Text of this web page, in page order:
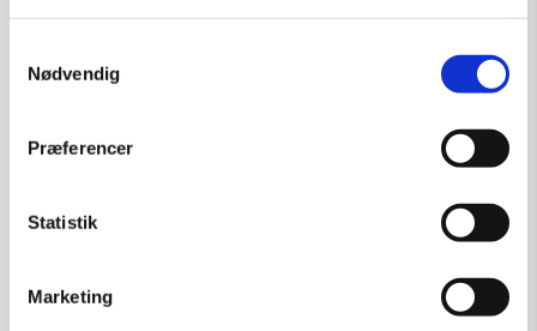
Nødvendig
Præferencer
Statistik
Marketing